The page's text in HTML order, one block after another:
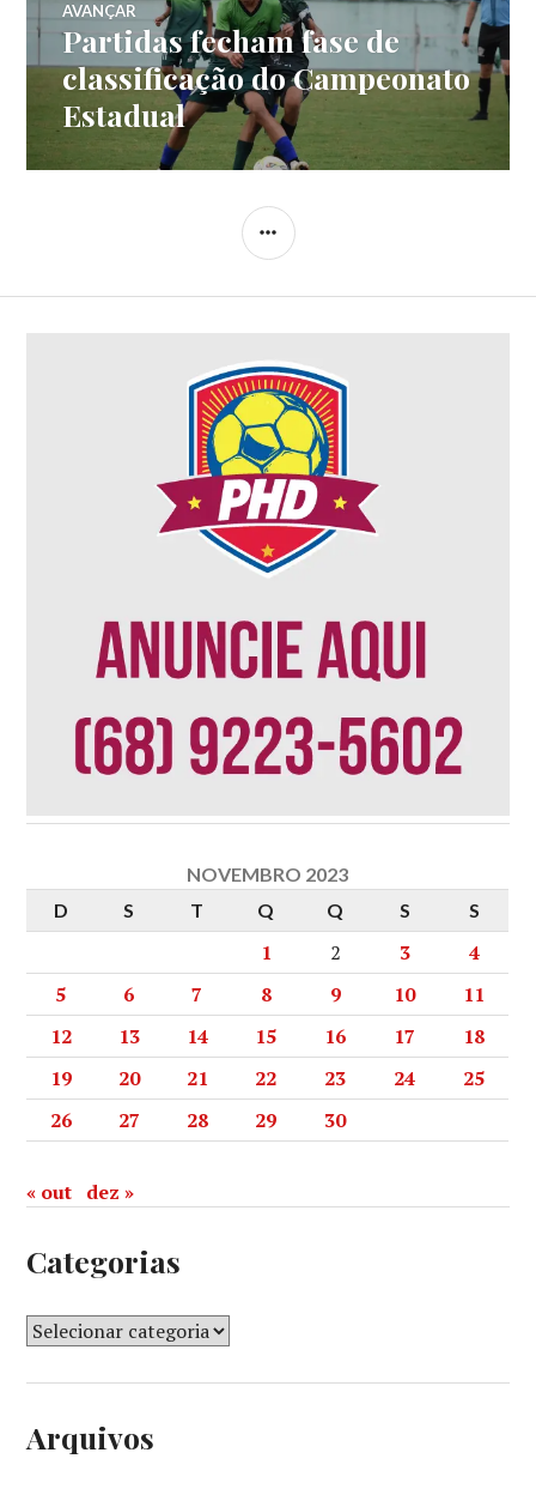
AVANÇAR
Partidas fecham fase de
classificação do Campeonato
Estadual
NOVEMBRO 2023
D
S T Q Q S S
1 2 3
4
5
6 7 8 9 10
11
12
13 14 15 16 17
18
19
20 21 22 23 24
25
26
27 28 29 30
« out dez »
Categorias
Arquivos